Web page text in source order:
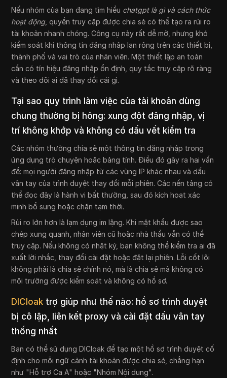
Nếu nhóm của bạn đang tìm hiểu chatgpt là gì và cách thức
hoạt động, quyền truy cập được chia sẻ có thể tạo ra rủi ro
tài khoản nhanh chóng. Công cụ này rất dễ mở, nhưng khó
kiểm soát khi thông tin đăng nhập lan rộng trên các thiết bị,
thành phố và vai trò của nhân viên. Một thiết lập an toàn
cần có tín hiệu đăng nhập ổn định, quy tắc truy cập rõ ràng
và theo dõi ai đã thay đổi cái gì.
Tại sao quy trình làm việc của tài khoản dùng
chung thường bị hỏng: xung đột đăng nhập, vị
trí không khớp và không có dấu vết kiểm tra
Các nhóm thường chia sẻ một thông tin đăng nhập trong
ứng dụng trò chuyện hoặc bảng tính. Điều đó gây ra hai vấn
đề: mọi người đăng nhập từ các vùng IP khác nhau và dấu
vân tay của trình duyệt thay đổi mỗi phiên. Các nền tảng có
thể đọc đây là hành vi bất thường, sau đó kích hoạt xác
minh bổ sung hoặc chặn tạm thời.
Rủi ro lớn hơn là lạm dụng im lặng. Khi mật khẩu được sao
chép xung quanh, nhân viên cũ hoặc nhà thầu vẫn có thể
truy cập. Nếu không có nhật ký, bạn không thể kiểm tra ai đã
xuất lời nhắc, thay đổi cài đặt hoặc đặt lại phiên. Lỗi cốt lõi
không phải là chia sẻ chính nó, mà là chia sẻ mà không có
môi trường được kiểm soát và không có hồ sơ.
DICloak trợ giúp như thế nào: hồ sơ trình duyệt
bị cô lập, liên kết proxy và cài đặt dấu vân tay
thống nhất
Bạn có thể sử dụng DICloak để tạo một hồ sơ trình duyệt cố
định cho mỗi ngữ cảnh tài khoản được chia sẻ, chẳng hạn
như "Hỗ trợ Ca A" hoặc "Nhóm Nội dung".